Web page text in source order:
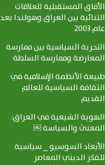
الأفاق المستقبلية للعلاقات
الثنائية بين العراق وهولندا بعد
عام 2003
التجربة السياسية بين ممارسة
المعارضة وممارسة السلطة
طبيعة الأنظمة الإسلامية في
الثقافة السياسية للعالم
القديم
الهوية الشيعية في العراق:
المعنىٰ والسياسة ￼
الأبعاد السوسيو _ سياسية
للفكر الديني المعاصر